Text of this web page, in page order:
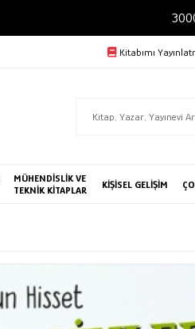
Kitabımı
MÜHENDİSLİK VE
TEKNİK KİTAPLAR
KİŞİSEL GELİŞİM